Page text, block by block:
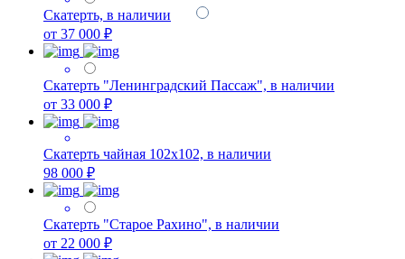
Скатерть, в наличии
от 37 000 ₽
Скатерть "Ленинградский Пассаж", в наличии
от 33 000 ₽
Скатерть чайная 102х102, в наличии
98 000 ₽
Скатерть "Старое Рахино", в наличии
от 22 000 ₽